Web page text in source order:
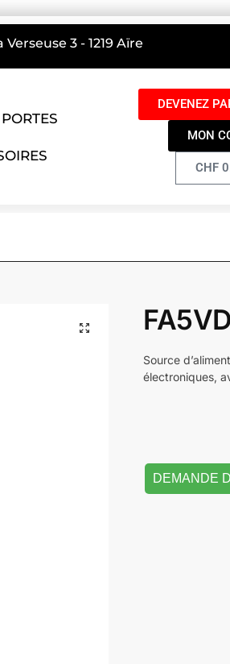
3 - 1219 Aïre
PORTES
DEVENEZ
MON
CHF
Source
électroniques,
DEMANDE